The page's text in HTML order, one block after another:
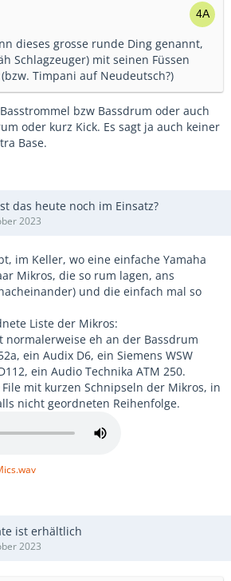
dieses grosse runde Ding genannt,
Schlagzeuger) mit seinen Füssen
Timpani auf Neudeutsch?)
bzw Bassdrum oder auch
oder kurz Kick. Es sagt ja auch keiner
Base.
das heute noch im Einsatz?
2023
im Keller, wo eine einfache Yamaha
Mikros, die so rum lagen, ans
und die einfach mal so
Liste der Mikros:
normalerweise eh an der Bassdrum
ein Audix D6, ein Siemens WSW
ein Audio Technika ATM 250.
mit kurzen Schnipseln der Mikros, in
nicht geordneten Reihenfolge.
ist erhältlich
2023